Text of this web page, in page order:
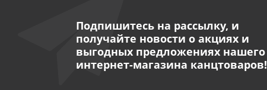
Подпишитесь на рассылку, и
получайте новости о акциях и
выгодных предложениях нашего
интернет-магазина канцтоваров!